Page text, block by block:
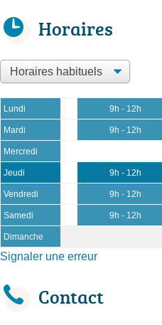
Horaires
Lundi 9h - 12h
Mardi 9h - 12h
Mercredi
Jeudi 9h - 12h
Vendredi 9h - 12h
Samedi 9h - 12h
Dimanche
Signaler une erreur
Contact